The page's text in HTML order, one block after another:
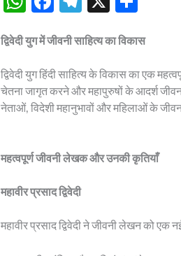
at
s
A
p
c
e
b
o
k
e
gr
a
m
ar
e
द्विवेदी युग में जीवनी साहित्य का विकास
द्विवेदी युग हिंदी साहित्य के विकास का एक
चेतना जागृत करने और महापुरुषों के आदर्श जीवन
नेताओं, विदेशी महानुभावों और महिलाओं के
महत्वपूर्ण जीवनी लेखक और उनकी कृतियाँ
महावीर प्रसाद द्विवेदी
महावीर प्रसाद द्विवेदी ने जीवनी लेखन को एक